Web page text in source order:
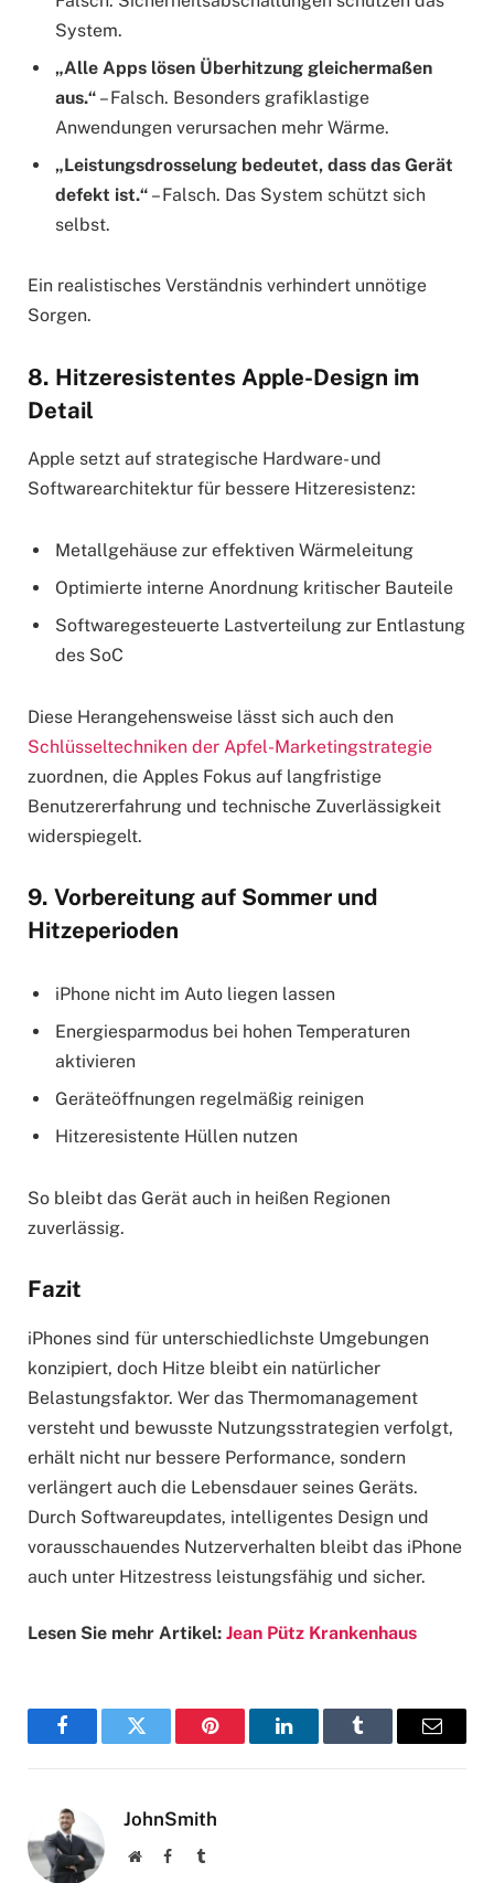
System.
„Alle Apps lösen Überhitzung gleichermaßen
aus.“ – Falsch. Besonders grafiklastige
Anwendungen verursachen mehr Wärme.
„Leistungsdrosselung bedeutet, dass das Gerät
defekt ist.“ – Falsch. Das System schützt sich
selbst.
Ein realistisches Verständnis verhindert unnötige
Sorgen.
8. Hitzeresistentes Apple-Design im
Detail
Apple setzt auf strategische Hardware- und
Softwarearchitektur für bessere Hitzeresistenz:
Metallgehäuse zur effektiven Wärmeleitung
Optimierte interne Anordnung kritischer Bauteile
Softwaregesteuerte Lastverteilung zur Entlastung
des SoC
Diese Herangehensweise lässt sich auch den
Schlüsseltechniken der Apfel-Marketingstrategie
zuordnen, die Apples Fokus auf langfristige
Benutzererfahrung und technische Zuverlässigkeit
widerspiegelt.
9. Vorbereitung auf Sommer und
Hitzeperioden
iPhone nicht im Auto liegen lassen
Energiesparmodus bei hohen Temperaturen
aktivieren
Geräteöffnungen regelmäßig reinigen
Hitzeresistente Hüllen nutzen
So bleibt das Gerät auch in heißen Regionen
zuverlässig.
Fazit
iPhones sind für unterschiedlichste Umgebungen
konzipiert, doch Hitze bleibt ein natürlicher
Belastungsfaktor. Wer das Thermomanagement
versteht und bewusste Nutzungsstrategien verfolgt,
erhält nicht nur bessere Performance, sondern
verlängert auch die Lebensdauer seines Geräts.
Durch Softwareupdates, intelligentes Design und
vorausschauendes Nutzerverhalten bleibt das iPhone
auch unter Hitzestress leistungsfähig und sicher.
Lesen Sie mehr Artikel: Jean Pütz Krankenhaus
FacebookTwitter Pinterest LinkedInTumblr Email
JohnSmith
WebsiteFacebookTumblr